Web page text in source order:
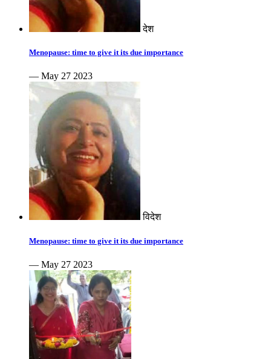
देश
Menopause: time to give it its due importance
— May 27 2023
विदेश
Menopause: time to give it its due importance
— May 27 2023